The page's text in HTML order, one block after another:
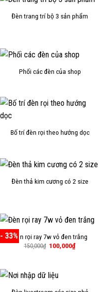
Đèn trang trí bộ 3 sản phẩm
Phối các đèn của shop
Bố trí đèn rọi theo hướng dọc
Đèn thả kim cương có 2 size
- 33%Đèn rọi ray 7w vỏ đen trắng
150,000₫ Giá
100,000₫Giá